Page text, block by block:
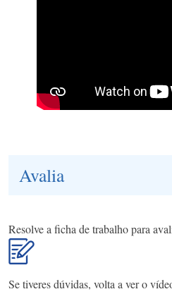
Avalia
Resolve a ficha de trabalho para
Se tiveres dúvidas, volta a ver o